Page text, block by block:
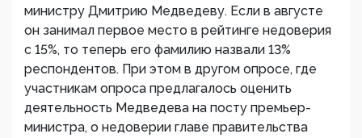
министру Дмитрию Медведеву. Если в августе
он занимал первое место в рейтинге недоверия
с 15%, то теперь его фамилию назвали 13%
респондентов. При этом в другом опросе, где
участникам опроса предлагалось оценить
деятельность Медведева на посту премьер-
министра, о недоверии главе правительства